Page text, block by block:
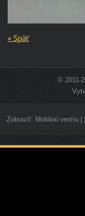
« Späť
© 2011-
Zobraziť: Mobilnú verziu|